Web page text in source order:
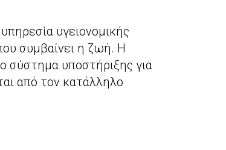
υγειονομικής
συμβαίνει η ζωή. Η
σύστημα υποστήριξης για
από τον κατάλληλο